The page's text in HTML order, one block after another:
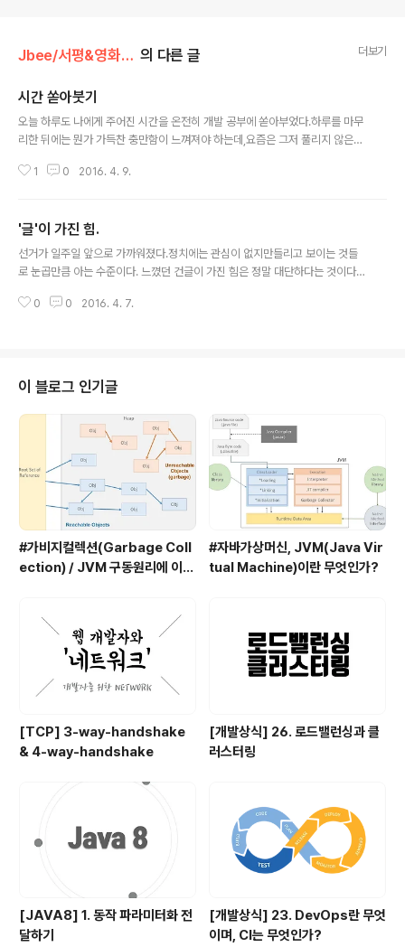
Jbee/서평&영화&자격증 의 다른 글 더보기
시간 쏟아붓기
오늘 하루도 나에게 주어진 시간을 온전히 개발 공부에 쏟아부었다.하루를 마무
리한 뒤에는 뭔가 가득찬 충만함이 느껴져야 하는데,요즘은 그저 풀리지 않은
은 머리는 아니라고 매순간 느낀다.난 머리가 좋으니까 라고 생각했던 어린 생
고'조건도 하나 붙어야겠다.'내가 하고 싶은 것이 구체화되고 그에 맞는 목표를
설정했을 때' 난 시간을 쏟아부으면 될 거라고 믿었다.그런데 실패했다.두 번.그
런데도 시간을 쏟아붓는다.이번만큼은 될 거라고 믿기 때문이다.이번이 세번째.
1 0 2016. 4. 9.
'글'이 가진 힘.
선거가 일주일 앞으로 가까워졌다.정치에는 관심이 없지만들리고 보이는 것들
로 눈곱만큼 아는 수준이다. 느꼈던 건글이 가진 힘은 정말 대단하다는 것이다.
식간이다.SNS를 타고 1분이면 엄청나게 많은 사람들 손안으로 들어오게 된다.
게 들어가는 순간,'효과'를 발휘한다.굉장히 비판적이고 어느 누구보다 객관적인
시각으로 글을 대하지 않는다면자신이 평소 가지고 있던 생각을 증폭시킬 수도
있고아예 반전시킬 ..
0 0 2016. 4. 7.
이 블로그 인기글
#가비지컬렉션(Garbage Coll
ection) / JVM 구동원리에 이어
#자바가상머신, JVM(Java Vir
tual Machine)이란 무엇인가?
[TCP] 3-way-handshake
& 4-way-handshake
[개발상식] 26. 로드밸런싱과 클
러스터링
[JAVA8] 1. 동작 파라미터화 전
달하기
[개발상식] 23. DevOps란 무엇
이며, CI는 무엇인가?